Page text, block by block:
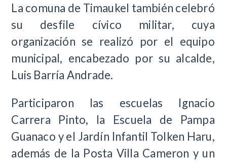
La comuna de Timaukel también celebró
su desfile cívico militar, cuya
organización se realizó por el equipo
municipal, encabezado por su alcalde,
Luis Barría Andrade.
Participaron las escuelas Ignacio
Carrera Pinto, la Escuela de Pampa
Guanaco y el Jardín Infantil Tolken Haru,
además de la Posta Villa Cameron y un